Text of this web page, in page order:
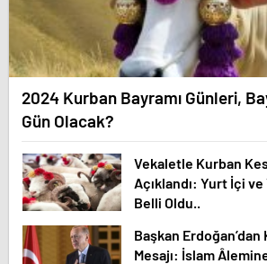
2024 Kurban Bayramı Günleri,
Gün Olacak?
Vekaletle Kurban
Açıklandı: Yurt İçi ve
Belli Oldu..
Başkan Erdoğan’dan
Mesajı: İslam